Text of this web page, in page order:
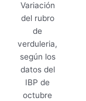
Variación
del rubro
de
verduleria,
según los
datos del
IBP de
octubre